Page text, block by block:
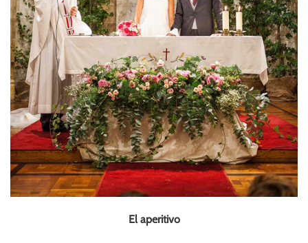
El aperitivo